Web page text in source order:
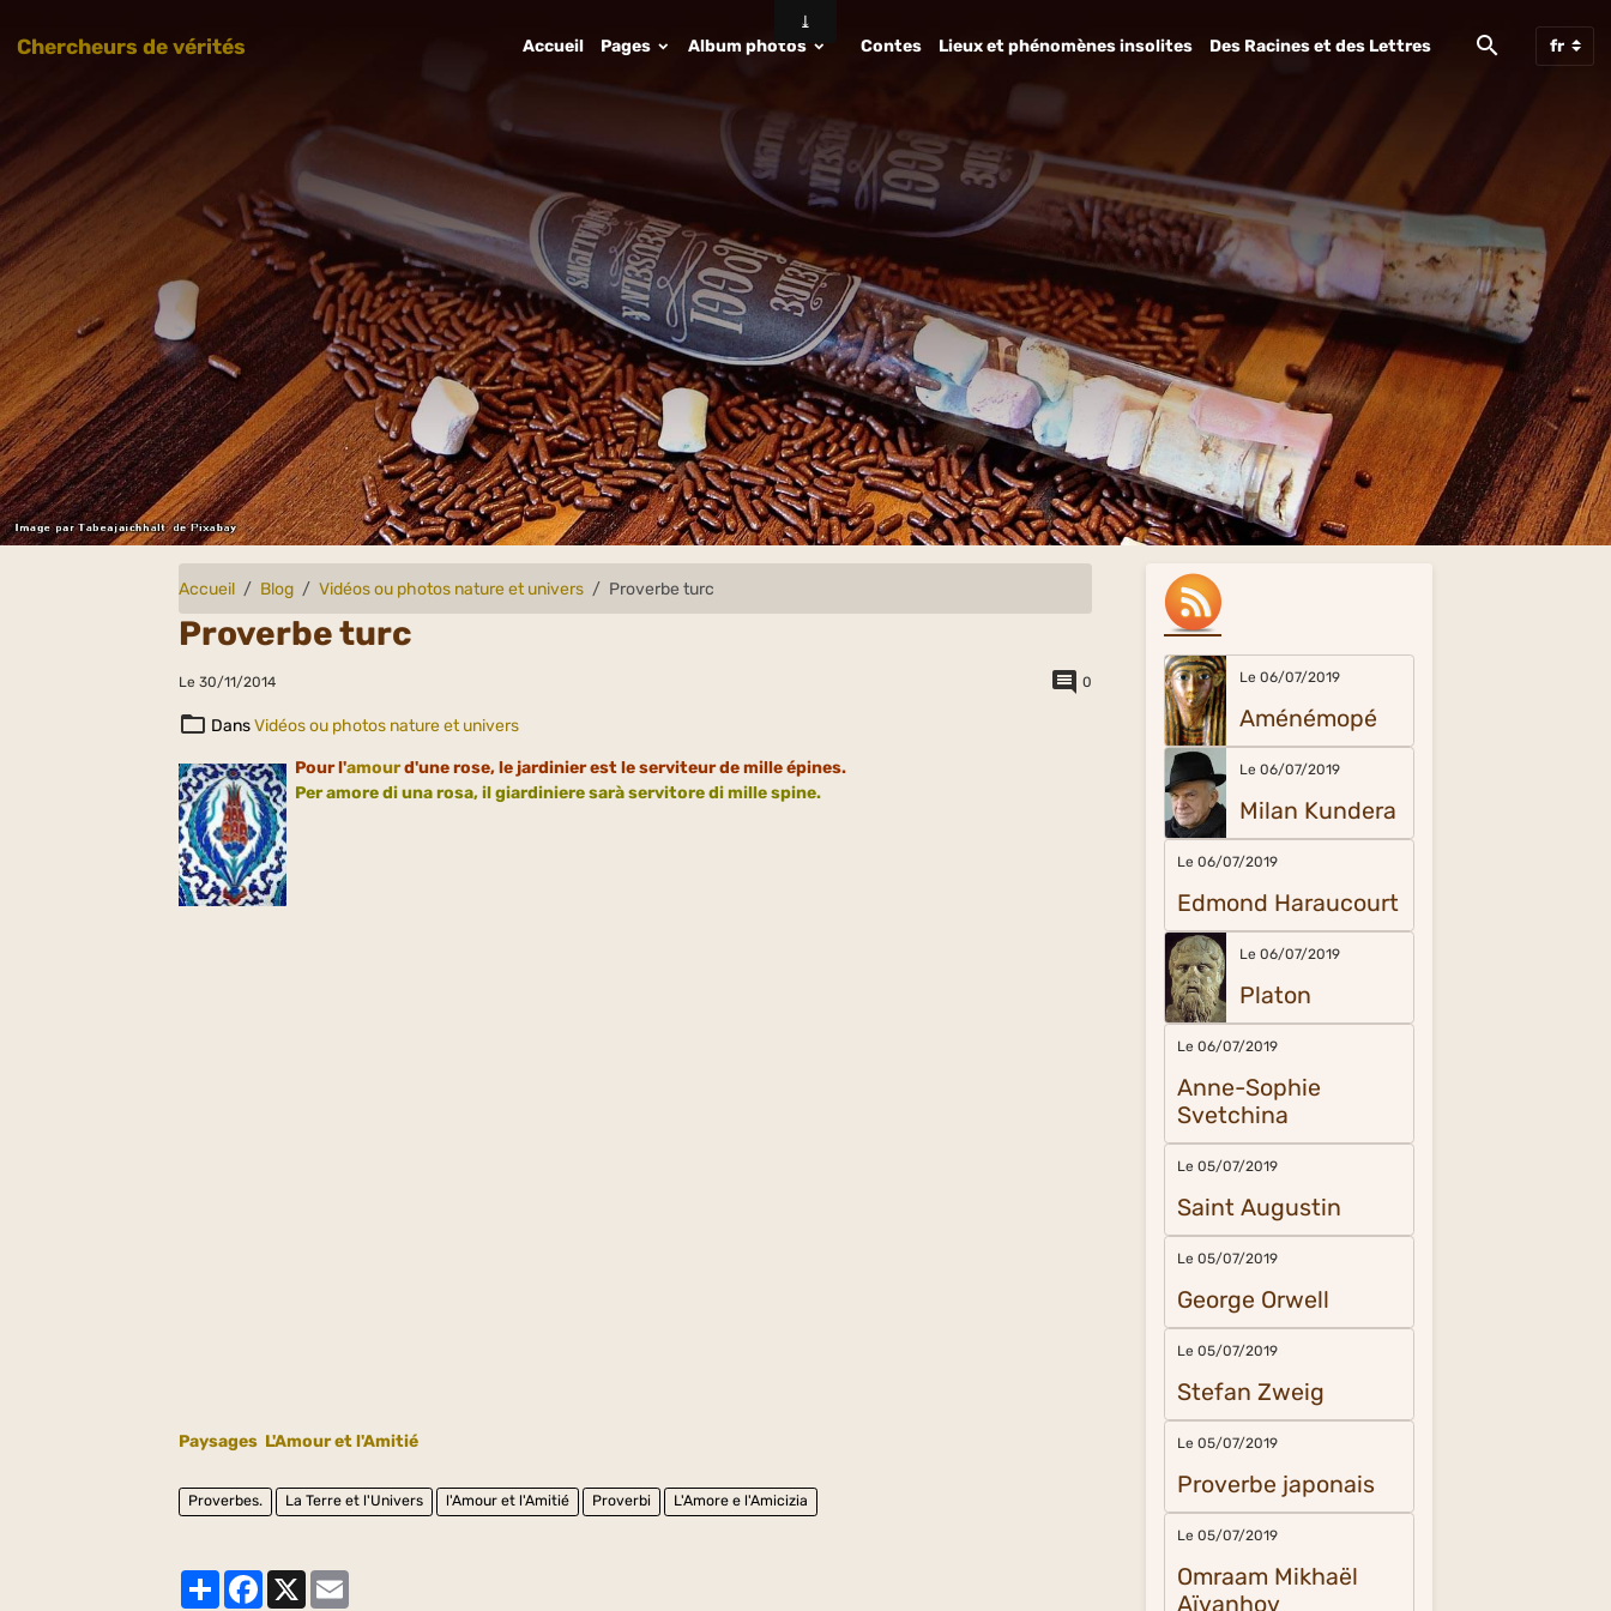
Chercheurs de vérités Accueil Pages Album photos Contes Lieux et phénomènes insolites Des Racines et des Lettres
Accueil Blog Vidéos ou photos nature et univers Proverbe turc
Proverbe turc
Le 30/11/2014 0
DansVidéos ou photos nature et univers
Pour l'amourd'une rose, le jardinier est le serviteur de mille épines.
Per amore di una rosa, il giardiniere sarà servitore di mille spine.
Paysages L'Amour et l'Amitié
Proverbes. La Terre et l'Univers l'Amour et l'Amitié Proverbi L'Amore e l'Amicizia
PartagerFacebook
X
Le 06/07/2019
Aménémopé
Le 06/07/2019
Milan Kundera
Le 06/07/2019
Edmond Haraucourt
Le 06/07/2019
Platon
Le 06/07/2019
Anne-Sophie
Svetchina
Le 05/07/2019
Saint Augustin
Le 05/07/2019
George Orwell
Le 05/07/2019
Stefan Zweig
Le 05/07/2019
Proverbe japonais
Le 05/07/2019
Omraam Mikhaël
Aïvanhov